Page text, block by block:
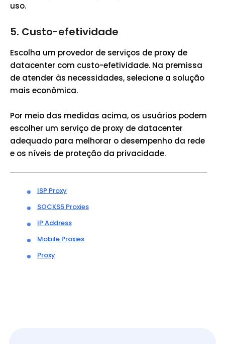
uso.
5. Custo-efetividade
Escolha um provedor de serviços de proxy de
datacenter com custo-efetividade. Na premissa
de atender às necessidades, selecione a solução
mais econômica.
Por meio das medidas acima, os usuários podem
escolher um serviço de proxy de datacenter
adequado para melhorar o desempenho da rede
e os níveis de proteção da privacidade.
ISP Proxy
SOCKS5 Proxies
IP Address
Mobile Proxies
Proxy